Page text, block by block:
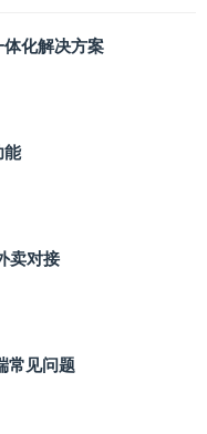
化解决方案
能
卖对接
常见问题